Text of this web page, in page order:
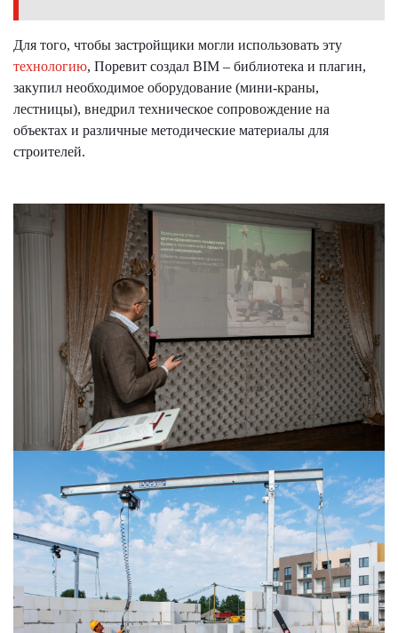
Для того, чтобы застройщики могли использовать эту
технологию, Поревит создал BIM – библиотека и плагин,
закупил необходимое оборудование (мини-краны,
лестницы), внедрил техническое сопровождение на
объектах и различные методические материалы для
строителей.